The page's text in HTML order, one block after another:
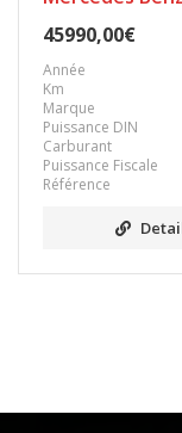
45990,00€
Année
Km
Marque
Puissance DIN
Carburant
Puissance Fiscale
Référence